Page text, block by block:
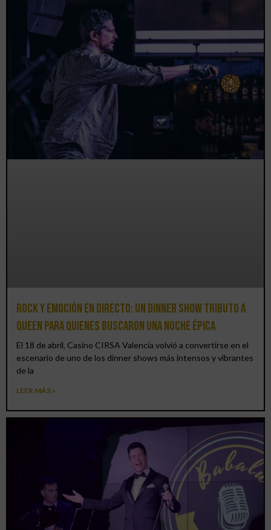
Rock y emoción en directo: un Dinner Show Tributo a
Queen para quienes buscaron una noche épica
El 18 de abril, Casino CIRSA Valencia volvió a convertirse en el
escenario de uno de los dinner shows más intensos y vibrantes
de la
LEER MÁS »